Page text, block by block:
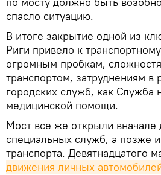
спасло ситуацию.
В итоге закрытие одной из
Риги привело к
огромным пробкам,
транспортом, затруднениям в
городских служб, как Служба
медицинской помощи.
Мост все же открыли
специальных служб, а позже
транспорта. Девятнадцатого
движения личных